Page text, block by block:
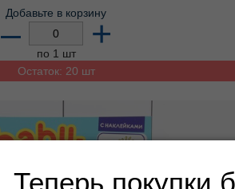
Теперь покупки
Добавьте в корзину
– +
по 1 шт
Остаток: 20 шт